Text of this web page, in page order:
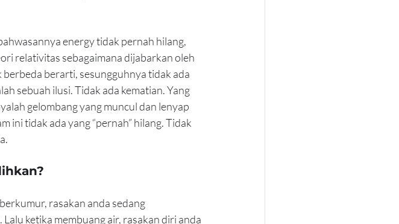
energy tidak pernah hilang,
relativitas sebagaimana dijabarkan oleh
berarti, sesungguhnya tidak ada
sebuah ilusi. Tidak ada kematian. Yang
gelombang yang muncul dan lenyap
ini tidak ada yang “pernah” hilang. Tidak
rasakan anda sedang
Lalu ketika membuang air, rasakan diri anda